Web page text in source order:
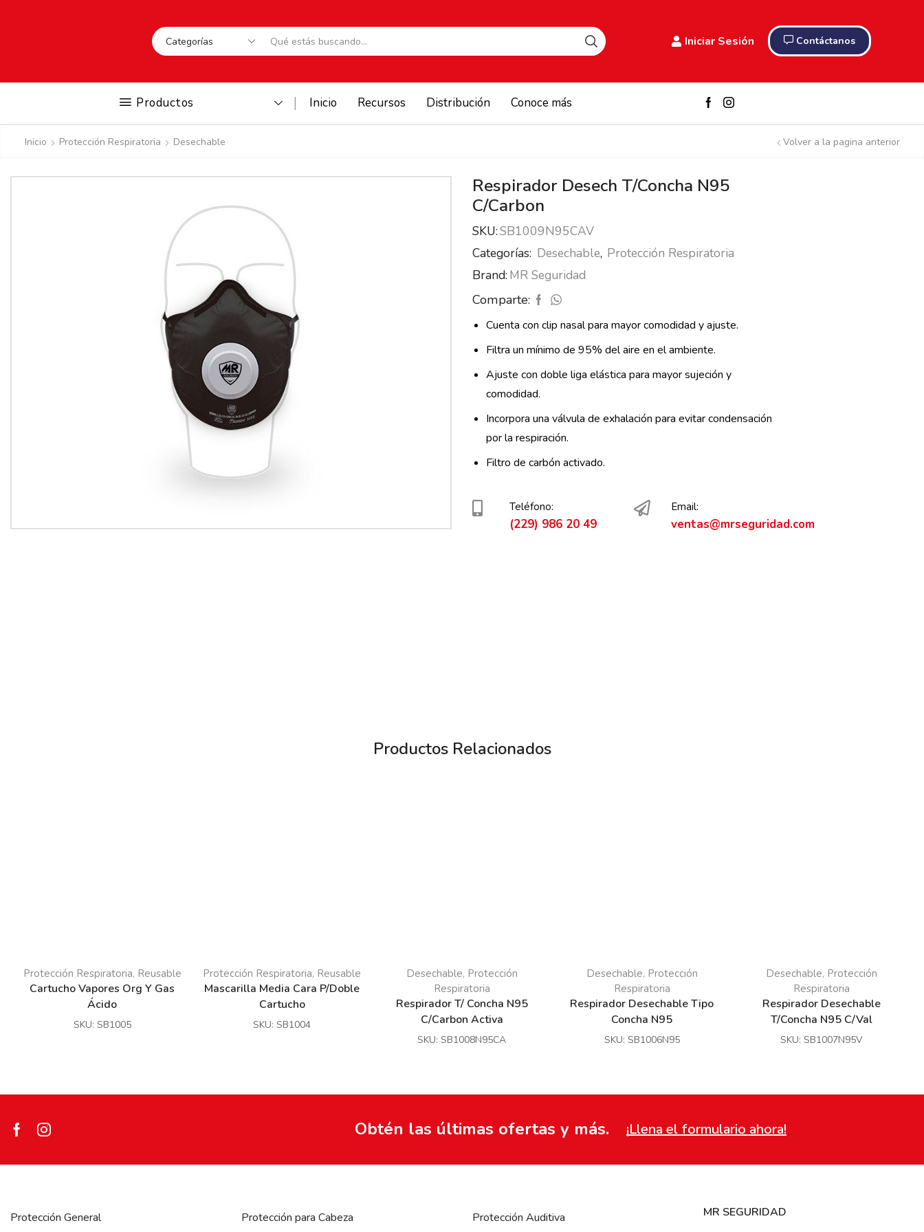
Iniciar Sesión Contáctanos
Productos Inicio Recursos Distribución Conoce más
Inicio Protección Respiratoria Desechable Volver a la pagina anterior
Respirador Desech T/Concha N95
C/Carbon
SKU:SB1009N95CAV
Categorías: Desechable, Protección Respiratoria
Brand: MR Seguridad
Comparte:
Cuenta con clip nasal para mayor comodidad y ajuste.
Filtra un mínimo de 95% del aire en el ambiente.
Ajuste con doble liga elástica para mayor sujeción y
comodidad.
Incorpora una válvula de exhalación para evitar condensación
por la respiración.
Filtro de carbón activado.
Teléfono:
(229) 986 20 49
Email:
ventas@mrseguridad.com
Productos Relacionados
Protección Respiratoria, Reusable
Cartucho Vapores Org Y Gas
Ácido
SKU: SB1005
Protección Respiratoria, Reusable
Mascarilla Media Cara P/Doble
Cartucho
SKU:SB1004
Desechable, Protección
Respiratoria
Respirador T/ Concha N95
C/Carbon Activa
SKU:SB1008N95CA
Desechable, Protección
Respiratoria
Respirador Desechable Tipo
Concha N95
SKU: SB1006N95
Desechable, Protección
Respiratoria
Respirador Desechable
T/Concha N95 C/Val
SKU:SB1007N95V
FacebookInstagram Obtén las últimas ofertas y más. ¡Llena el formulario ahora!
Protección General Protección para Cabeza Protección Auditiva MR SEGURIDAD